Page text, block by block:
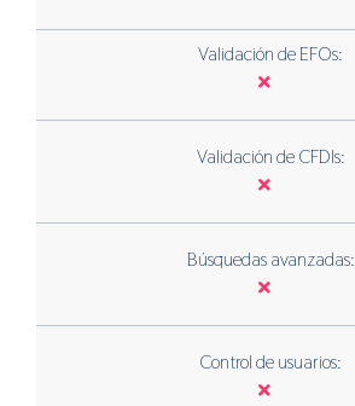
Validación de EFOs:
Validación de CFDIs:
Búsquedas avanzadas:
Control de usuarios: